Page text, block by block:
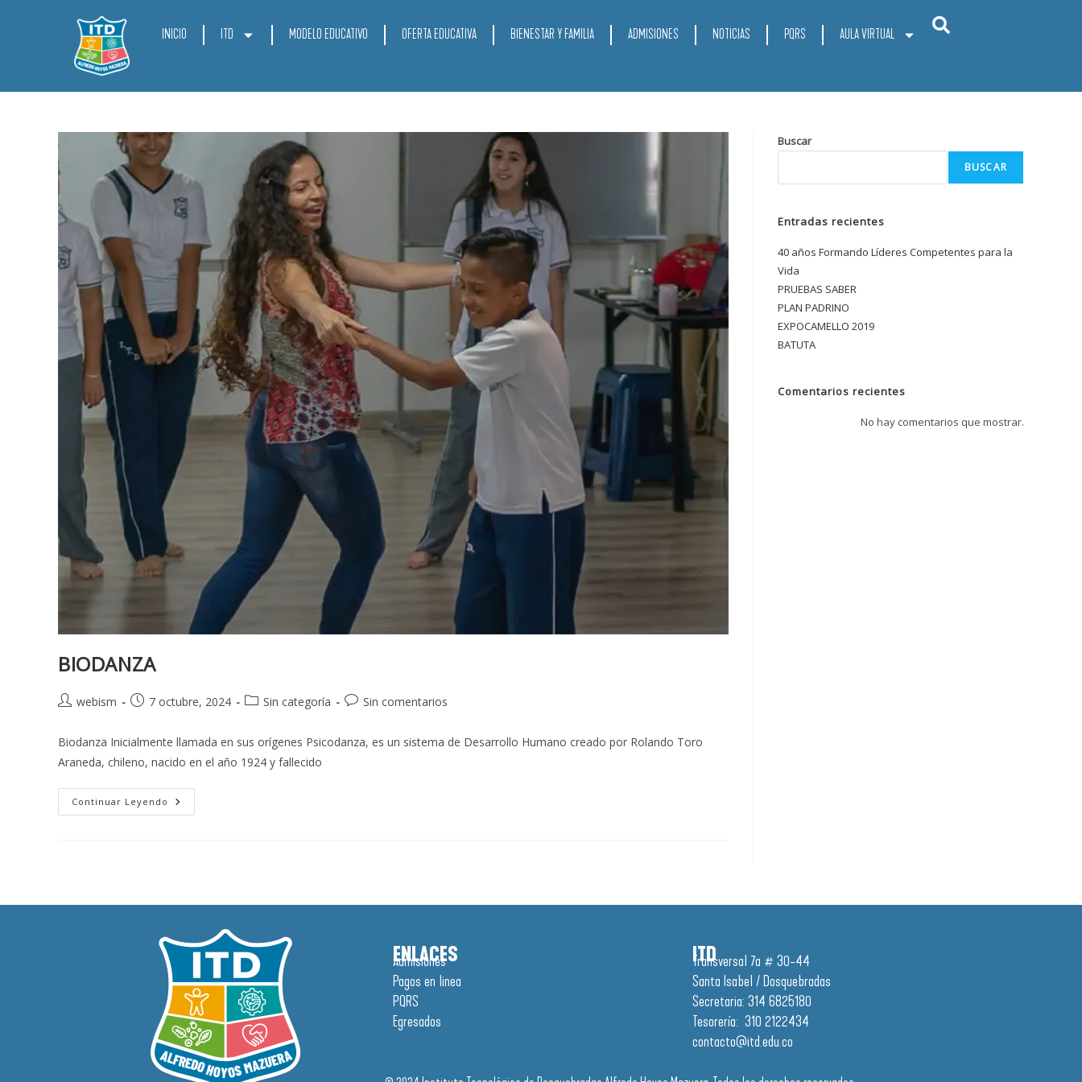
INICIO ITD MODELO EDUCATIVO OFERTA EDUCATIVA BIENESTAR Y FAMILIA ADMISIONES NOTICIAS PQRS AULA VIRTUAL
BIODANZA
webism 7 octubre, 2024 Sin categoría Sin comentarios
Biodanza Inicialmente llamada en sus orígenes Psicodanza, es un sistema de Desarrollo Humano creado por Rolando Toro
Araneda, chileno, nacido en el año 1924 y fallecido
Continuar Leyendo
Buscar
BUSCAR
Entradas recientes
40 años Formando Líderes Competentes para la
Vida
PRUEBAS SABER
PLAN PADRINO
EXPOCAMELLO 2019
BATUTA
Comentarios recientes
No hay comentarios que mostrar.
ENLACES
Admisiones
Pagos en linea
PQRS
Egresados
ITD
Transversal 7a # 30-44
Santa Isabel / Dosquebradas
Secretaria: 314 6825180
Tesorería: 310 2122434
contacto@itd.edu.co